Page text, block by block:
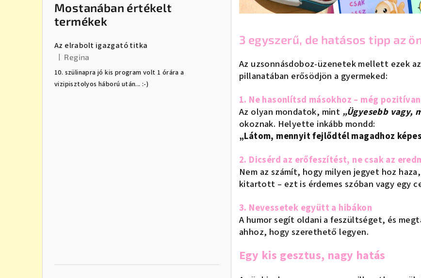
Mostanában értékelt
termékek
Az elrabolt igazgató titka
A termék értékelése 5-ből 5 csillag.
Regina
10. szülinapra jó kis program volt 1 órára a
vizipisztolyos háború után... :-)
3 egyszerű, de hatásos tipp az
Az uzsonnásdoboz-üzenetek mellett ezek
pillanatában erősödjön a gyermeked:
1. Ne hasonlítsd másokhoz – még
Az olyan mondatok, mint „Ügyesebb vagy,
okoznak. Helyette inkább mondd:
„Látom, mennyit fejlődtél magadhoz
2. Dicsérd az erőfeszítést, ne csak az
Nem az számít, hogy milyen jegyet hoz
kitartott – ezt is érdemes szóban vagy egy
3. Nevessetek együtt a hibákon
A humor segít oldani a feszültséget, és
ahhoz, hogy szerethető legyen.
Egy kis gesztus, nagy hatás